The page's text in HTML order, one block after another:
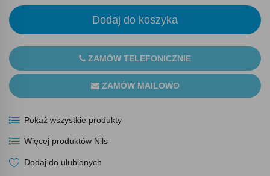
Dodaj do koszyka
ZAMÓW TELEFONICZNIE
ZAMÓW MAILOWO
Pokaż wszystkie produkty
Więcej produktów Nils
Dodaj do ulubionych